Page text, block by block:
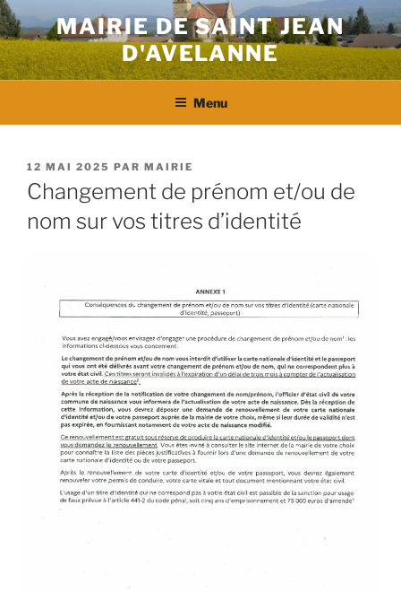
Aller
au
contenu
principal
MAIRIE DE SAINT JEAN
D'AVELANNE
Menu
PUBLIÉ
LE
12 MAI 2025 PAR MAIRIE
Changement de prénom et/ou de
nom sur vos titres d’identité